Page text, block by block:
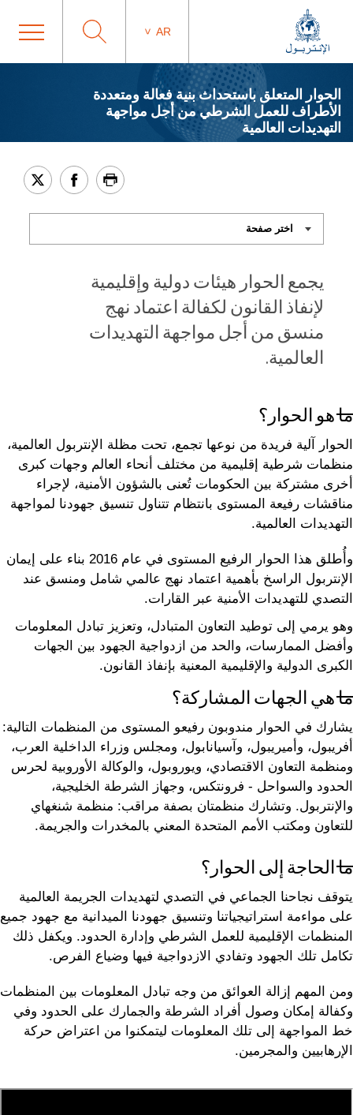
AR
الحوار المتعلق باستحداث بنية فعالة ومتعددة
الأطراف للعمل الشرطي من أجل مواجهة
التهديدات العالمية
يجمع الحوار هيئات دولية وإقليمية
لإنفاذ القانون لكفالة اعتماد نهج
منسق من أجل مواجهة التهديدات
العالمية.
ما هو الحوار؟
الحوار آلية فريدة من نوعها تجمع، تحت مظلة الإنتربول العالمية،
منظمات شرطية إقليمية من مختلف أنحاء العالم وجهات كبرى
أخرى مشتركة بين الحكومات تُعنى بالشؤون الأمنية، لإجراء
مناقشات رفيعة المستوى بانتظام تتناول تنسيق جهودنا لمواجهة
التهديدات العالمية.
وأُطلق هذا الحوار الرفيع المستوى في عام 2016 بناء على إيمان
الإنتربول الراسخ بأهمية اعتماد نهج عالمي شامل ومنسق عند
التصدي للتهديدات الأمنية عبر القارات.
وهو يرمي إلى توطيد التعاون المتبادل، وتعزيز تبادل المعلومات
وأفضل الممارسات، والحد من ازدواجية الجهود بين الجهات
الكبرى الدولية والإقليمية المعنية بإنفاذ القانون.
ما هي الجهات المشاركة؟
يشارك في الحوار مندوبون رفيعو المستوى من المنظمات التالية:
أفريبول، وأميريبول، وآسيانابول، ومجلس وزراء الداخلية العرب،
ومنظمة التعاون الاقتصادي، ويوروبول، والوكالة الأوروبية لحرس
الحدود والسواحل - فرونتكس، وجهاز الشرطة الخليجية،
والإنتربول. وتشارك منظمتان بصفة مراقب: منظمة شنغهاي
للتعاون ومكتب الأمم المتحدة المعني بالمخدرات والجريمة.
ما الحاجة إلى الحوار؟
يتوقف نجاحنا الجماعي في التصدي لتهديدات الجريمة العالمية
على مواءمة استراتيجياتنا وتنسيق جهودنا الميدانية مع جهود جميع
المنظمات الإقليمية للعمل الشرطي وإدارة الحدود. ويكفل ذلك
تكامل تلك الجهود وتفادي الازدواجية فيها وضياع الفرص.
ومن المهم إزالة العوائق من وجه تبادل المعلومات بين المنظمات
وكفالة إمكان وصول أفراد الشرطة والجمارك على الحدود وفي
خط المواجهة إلى تلك المعلومات ليتمكنوا من اعتراض حركة
الإرهابيين والمجرمين.